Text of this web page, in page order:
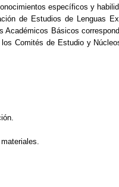
específicos y
de Estudios de Lenguas
Básicos
Comités de Estudio y